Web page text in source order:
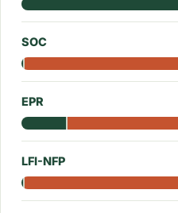
SOC
EPR
LFI-NFP